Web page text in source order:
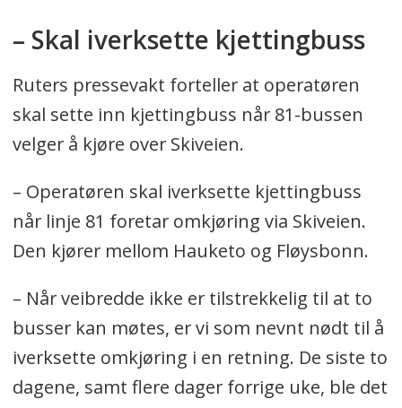
– Skal iverksette kjettingbuss
Ruters pressevakt forteller at operatøren
skal sette inn kjettingbuss når 81-bussen
velger å kjøre over Skiveien.
– Operatøren skal iverksette kjettingbuss
når linje 81 foretar omkjøring via Skiveien.
Den kjører mellom Hauketo og Fløysbonn.
– Når veibredde ikke er tilstrekkelig til at to
busser kan møtes, er vi som nevnt nødt til å
iverksette omkjøring i en retning. De siste to
dagene, samt flere dager forrige uke, ble det